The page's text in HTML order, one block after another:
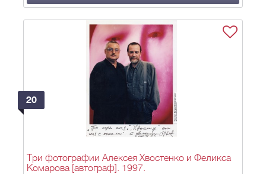
20
Три фотографии Алексея Хвостенко и Феликса
Комарова [автограф]. 1997.